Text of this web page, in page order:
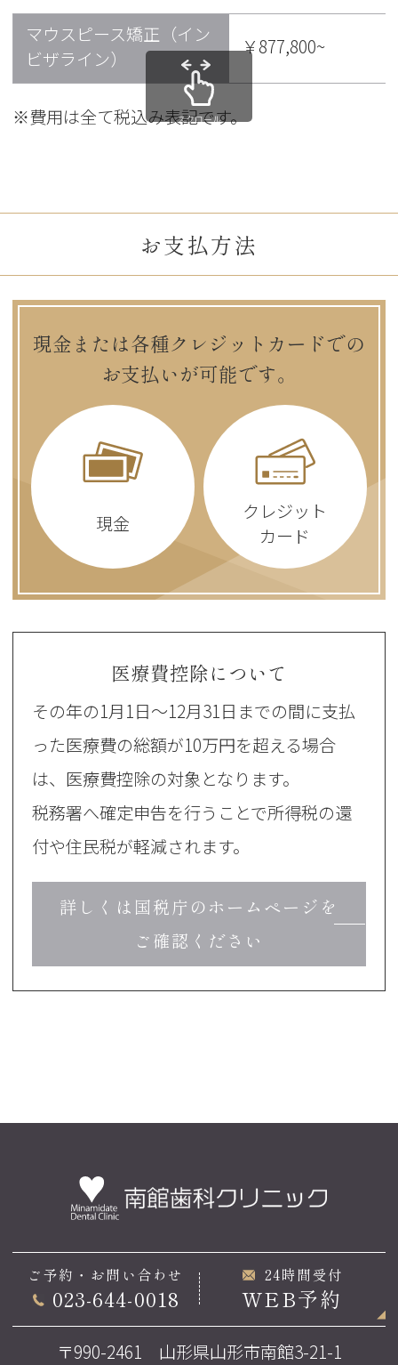
マウスピース矯正（イン
ビザライン）
￥877,800~
※費用は全て税込み表記です。
スクロール
お支払方法
現金または各種クレジットカードでの
お支払いが可能です。
現金
クレジット
カード
医療費控除について
その年の1月1日～12月31日までの間に支払
った医療費の総額が10万円を超える場合
は、医療費控除の対象となります。
税務署へ確定申告を行うことで所得税の還
付や住民税が軽減されます。
詳しくは国税庁のホームページを
ご確認ください
ご予約・お問い合わせ
023-644-0018
24時間受付
WEB予約
〒990-2461 山形県山形市南館3-21-1